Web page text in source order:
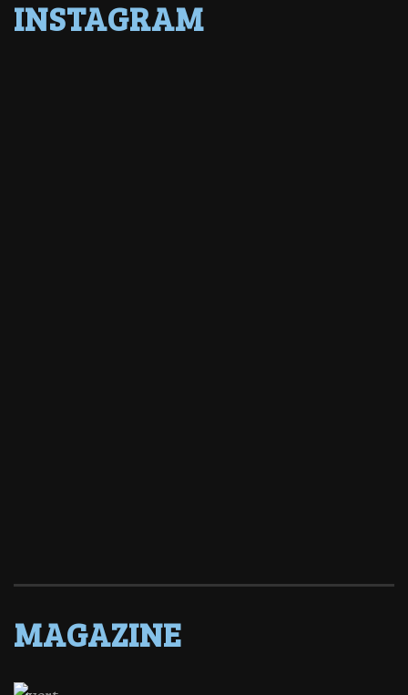
INSTAGRAM
MAGAZINE